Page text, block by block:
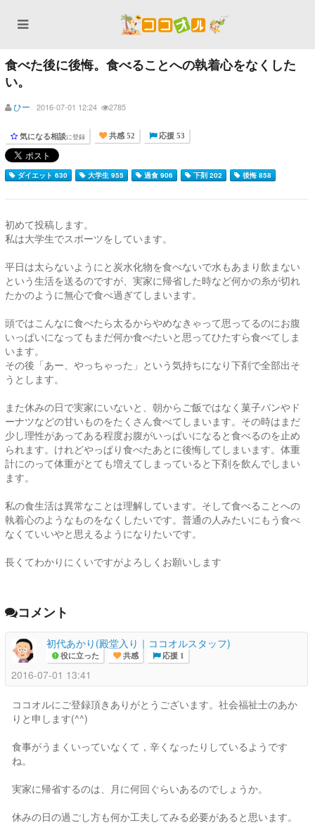
食べた後に後悔。食べることへの執着心をなくした
い。
ひー 2016-07-01 12:24 2785
気になる相談に登録 共感 52 応援 53
ダイエット 630 大学生 955 過食 906 下剤 202 後悔 858
初めて投稿します。
私は大学生でスポーツをしています。
平日は太らないようにと炭水化物を食べないで水もあまり飲まない
という生活を送るのですが、実家に帰省した時など何かの糸が切れ
たかのように無心で食べ過ぎてしまいます。
頭ではこんなに食べたら太るからやめなきゃって思ってるのにお腹
いっぱいになってもまだ何か食べたいと思ってひたすら食べてしま
います。
その後「あー、やっちゃった」という気持ちになり下剤で全部出そ
うとします。
また休みの日で実家にいないと、朝からご飯ではなく菓子パンやド
ーナツなどの甘いものをたくさん食べてしまいます。その時はまだ
少し理性があってある程度お腹がいっぱいになると食べるのを止め
られます。けれどやっぱり食べたあとに後悔してしまいます。体重
計にのって体重がとても増えてしまっていると下剤を飲んでしまい
ます。
私の食生活は異常なことは理解しています。そして食べることへの
執着心のようなものをなくしたいです。普通の人みたいにもう食べ
なくていいやと思えるようになりたいです。
長くてわかりにくいですがよろしくお願いします
コメント
初代あかり(殿堂入り｜ココオルスタッフ)
役に立った 共感 応援 1
2016-07-01 13:41
ココオルにご登録頂きありがとうございます。社会福祉士のあか
りと申します(^^)
食事がうまくいっていなくて，辛くなったりしているようです
ね。
実家に帰省するのは、月に何回ぐらいあるのでしょうか。
休みの日の過ごし方も何か工夫してみる必要があると思います。